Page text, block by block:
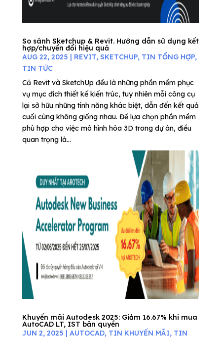
So sánh Sketchup & Revit. Hướng dẫn sử dụng kết
hợp/chuyển đổi hiệu quả
AUG 22, 2025 | REVIT, SKETCHUP, TIN TỔNG HỢP,
TIN TỨC
Cả Revit và SketchUp đều là những phần mềm phục
vụ mục đích thiết kế kiến trúc, tuy nhiên mỗi công cụ
lại sở hữu những tính năng khác biệt, dẫn đến kết quả
cuối cùng không giống nhau. Để lựa chọn phần mềm
phù hợp cho việc mô hình hóa 3D trong dự án, điều
quan trọng là...
Khuyến mãi Autodesk 2025: Giảm 16.67% khi mua
AutoCAD LT, IST bản quyền
JUN 2, 2025 | AUTOCAD, TIN KHUYẾN MÃI, TIN